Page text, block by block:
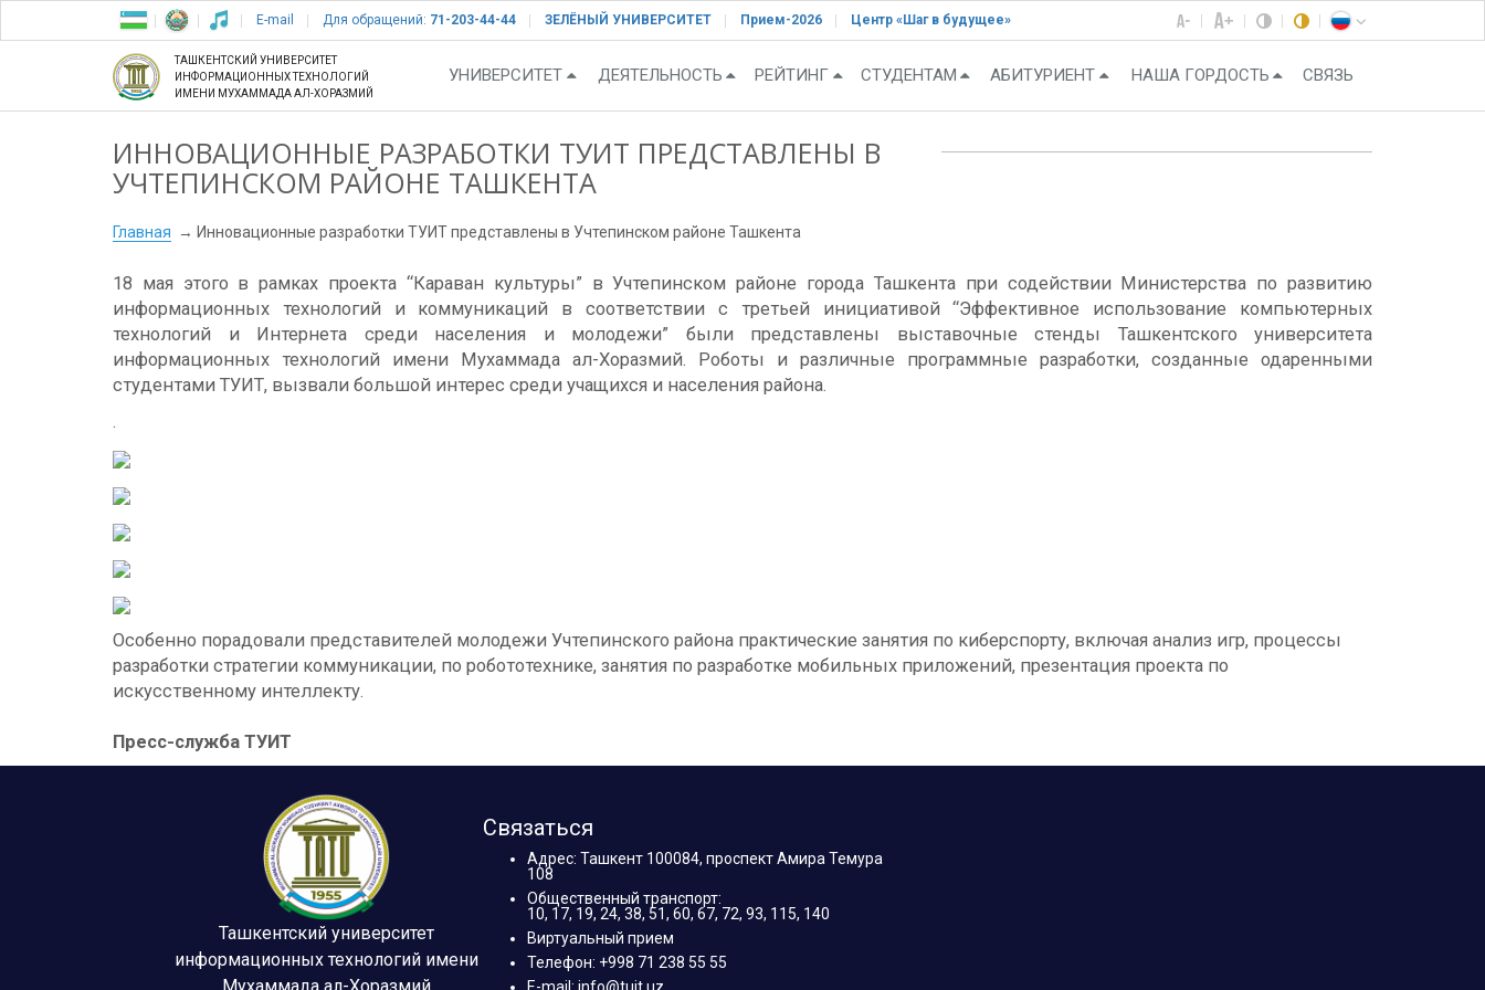
E-mail Для обращений: 71-203-44-44 ЗЕЛЁНЫЙ УНИВЕРСИТЕТ Прием-2026 Центр «Шаг в будущее»
ТАШКЕНТСКИЙ УНИВЕРСИТЕТ
ИНФОРМАЦИОННЫХ ТЕХНОЛОГИЙ
ИМЕНИ МУХАММАДА АЛ-ХОРАЗМИЙ
УНИВЕРСИТЕТ ДЕЯТЕЛЬНОСТЬ РЕЙТИНГ СТУДЕНТАМ АБИТУРИЕНТ НАША ГОРДОСТЬ СВЯЗЬ
ИННОВАЦИОННЫЕ РАЗРАБОТКИ ТУИТ ПРЕДСТАВЛЕНЫ В
УЧТЕПИНСКОМ РАЙОНЕ ТАШКЕНТА
Главная Инновационные разработки ТУИТ представлены в Учтепинском районе Ташкента
18 мая этого в рамках проекта “Караван культуры” в Учтепинском районе города Ташкента при содействии Министерства по развитию
информационных технологий и коммуникаций в соответствии с третьей инициативой “Эффективное использование компьютерных
технологий и Интернета среди населения и молодежи” были представлены выставочные стенды Ташкентского университета
информационных технологий имени Мухаммада ал-Хоразмий. Роботы и различные программные разработки, созданные одаренными
студентами ТУИТ, вызвали большой интерес среди учащихся и населения района.
.
Особенно порадовали представителей молодежи Учтепинского района практические занятия по киберспорту, включая анализ игр, процессы
разработки стратегии коммуникации, по робототехнике, занятия по разработке мобильных приложений, презентация проекта по
искусственному интеллекту.
Пресс-служба ТУИТ
Ташкентский университет
информационных технологий имени
Связаться
Адрес: Ташкент 100084, проспект Амира Темура
108
Общественный транспорт:
10, 17, 19, 24, 38, 51, 60, 67, 72, 93, 115, 140
Виртуальный прием
Телефон: +998 71 238 55 55